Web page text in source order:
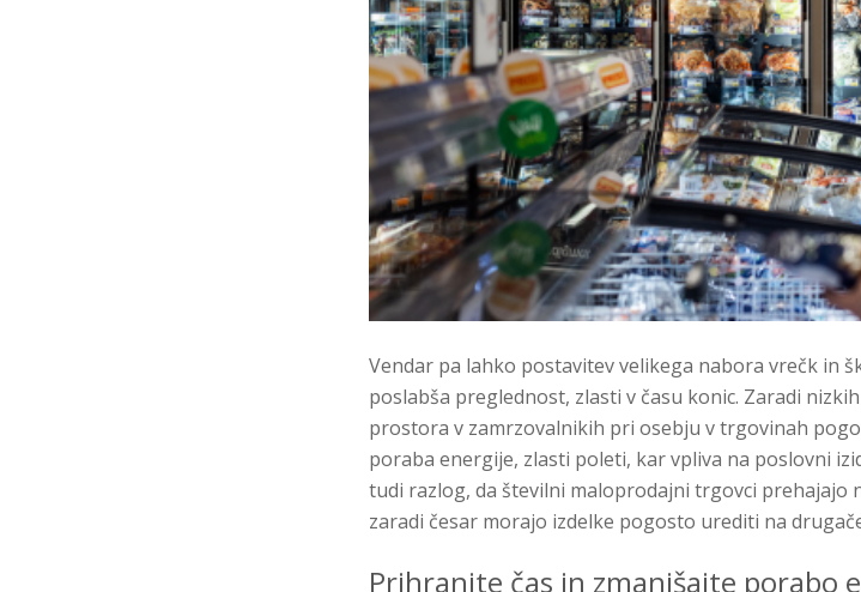
Vendar pa lahko postavitev velikega nabora vrečk in
poslabša preglednost, zlasti v času konic. Zaradi
prostora v zamrzovalnikih pri osebju v trgovinah
poraba energije, zlasti poleti, kar vpliva na poslovni
tudi razlog, da številni maloprodajni trgovci prehajajo
zaradi česar morajo izdelke pogosto urediti na
Prihranite čas in zmanjšajte porabo